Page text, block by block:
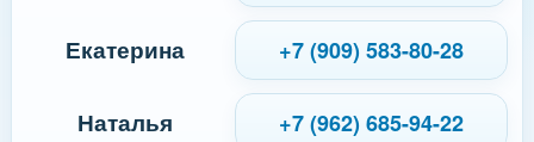
Екатерина +7 (909) 583-80-28
Наталья +7 (962) 685-94-22